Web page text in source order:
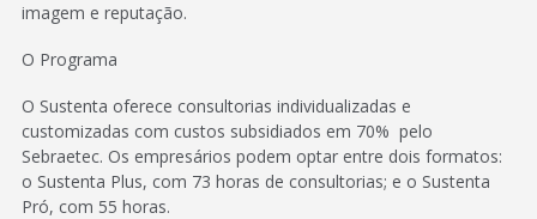
imagem e reputação.
O Programa
O Sustenta oferece consultorias individualizadas e
customizadas com custos subsidiados em 70% pelo
Sebraetec. Os empresários podem optar entre dois formatos:
o Sustenta Plus, com 73 horas de consultorias; e o Sustenta
Pró, com 55 horas.